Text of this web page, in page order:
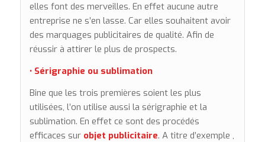
elles font des merveilles. En effet aucune autre
entreprise ne s’en lasse. Car elles souhaitent avoir
des marquages publicitaires de qualité. Afin de
réussir à attirer le plus de prospects.
• Sérigraphie ou sublimation
Bine que les trois premières soient les plus
utilisées, l’on utilise aussi la sérigraphie et la
sublimation. En effet ce sont des procédés
efficaces surobjet publicitaire. A titre d’exemple ,